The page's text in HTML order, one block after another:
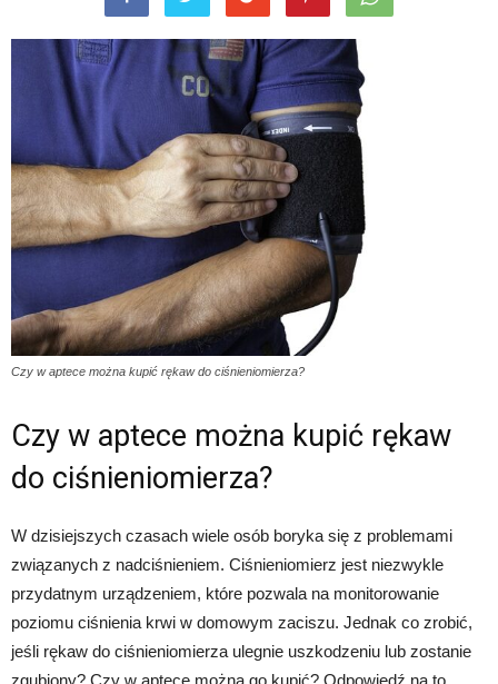
Czy w aptece można kupić rękaw do ciśnieniomierza?
Czy w aptece można kupić rękaw
do ciśnieniomierza?
W dzisiejszych czasach wiele osób boryka się z problemami
związanych z nadciśnieniem. Ciśnieniomierz jest niezwykle
przydatnym urządzeniem, które pozwala na monitorowanie
poziomu ciśnienia krwi w domowym zaciszu. Jednak co zrobić,
jeśli rękaw do ciśnieniomierza ulegnie uszkodzeniu lub zostanie